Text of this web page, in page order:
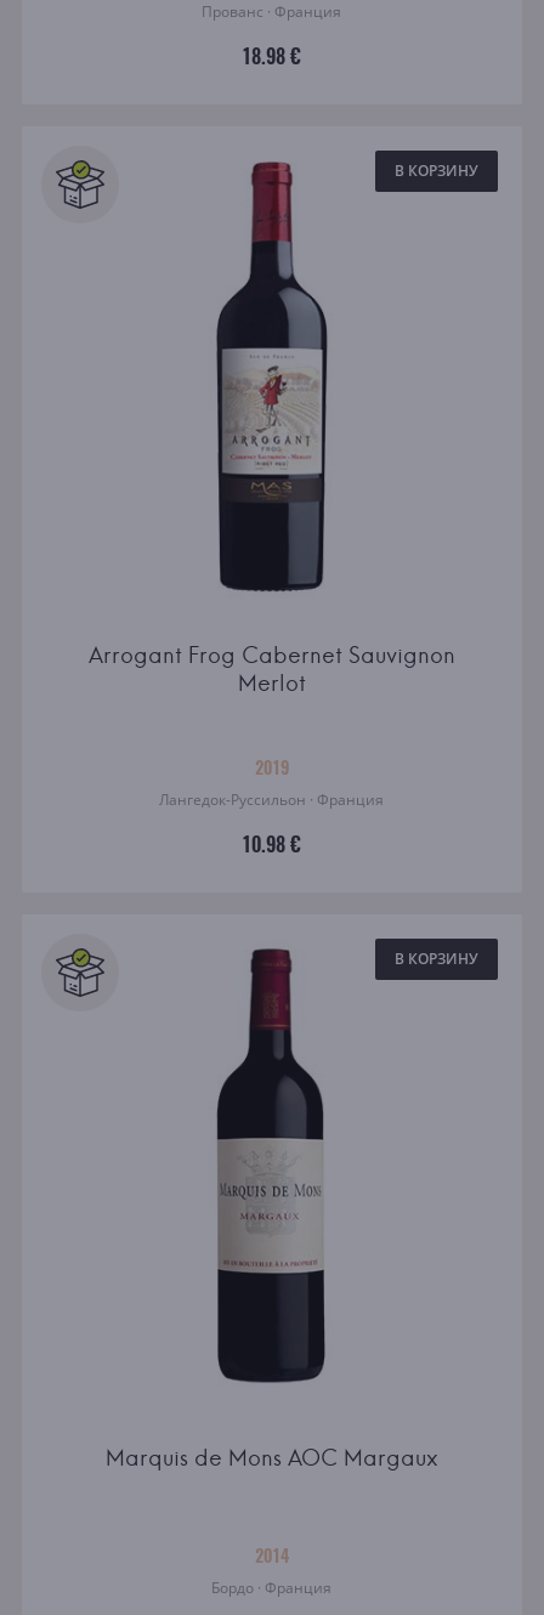
Прованс · Франция
18.98 €
В КОРЗИНУ
Arrogant Frog Cabernet Sauvignon
Merlot
2019
Лангедок-Руссильон · Франция
10.98 €
В КОРЗИНУ
Marquis de Mons AOC Margaux
2014
Бордо · Франция